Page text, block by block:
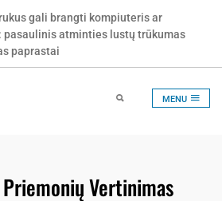
gali brangti kompiuteris ar
pasaulinis atminties lustų trūkumas
paprastai
popierinius rankšluosčius ir kaip
už netinkamą popieriaus sistemą?
MENU
Vertinimas